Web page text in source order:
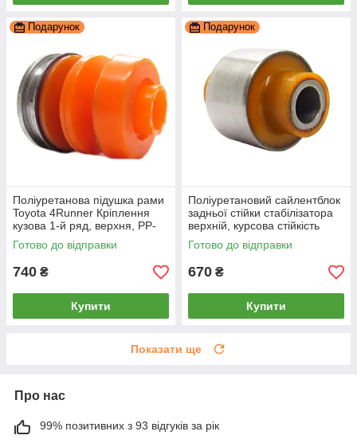
Подарунок
Поліуретанова підушка рами
Toyota 4Runner Кріплення
кузова 1-й ряд, верхня, PP-
0227c
Готово до відправки
740 ₴
Купити
Подарунок
Поліуретановий сайлентблок
задньої стійки стабілізатора
верхній, курсова стійкість
Toyota 4Runner, PP-1423c
Готово до відправки
670 ₴
Купити
Показати ще
Про нас
99% позитивних з 93 відгуків за рік